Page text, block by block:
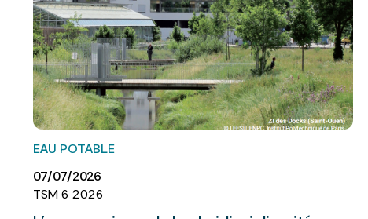
EAU POTABLE
07/07/2026
TSM 6 2026